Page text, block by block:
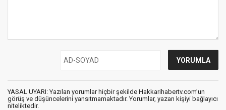
YASAL UYARI: Yazılan yorumlar hiçbir şekilde Hakkarihabertv.com’un
görüş ve düşüncelerini yansıtmamaktadır. Yorumlar, yazan kişiyi bağlayıcı
niteliktedir.